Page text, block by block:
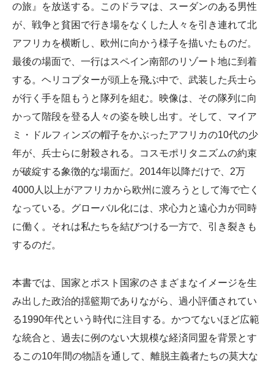
の旅』を放送する。このドラマは、スーダンのある男性
が、戦争と貧困で行き場をなくした人々を引き連れて北
アフリカを横断し、欧州に向かう様子を描いたものだ。
最後の場面で、一行はスペイン南部のリゾート地に到着
する。ヘリコプターが頭上を飛ぶ中で、武装した兵士ら
が行く手を阻もうと隊列を組む。映像は、その隊列に向
かって階段を登る人々の姿を映し出す。そして、マイア
ミ・ドルフィンズの帽子をかぶったアフリカの10代の少
年が、兵士らに射殺される。コスモポリタニズムの約束
が破綻する象徴的な場面だ。2014年以降だけで、2万
4000人以上がアフリカから欧州に渡ろうとして海で亡く
なっている。グローバル化には、求心力と遠心力が同時
に働く。それは私たちを結びつける一方で、引き裂きも
するのだ。
本書では、国家とポスト国家のさまざまなイメージを生
み出した政治的揺籃期でありながら、過小評価されてい
る1990年代という時代に注目する。かつてないほど広範
な統合と、過去に例のない大規模な経済同盟を背景とす
るこの10年間の物語を通して、離脱主義者たちの莫大な